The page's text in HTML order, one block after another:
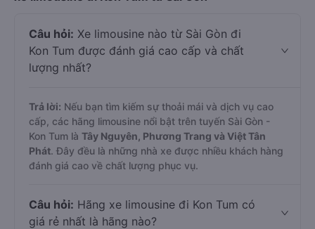
Câu hỏi: Xe limousine nào từ Sài Gòn đi
Kon Tum được đánh giá cao cấp và chất
lượng nhất?
Trả lời: Nếu bạn tìm kiếm sự thoải mái và dịch vụ cao
cấp, các hãng limousine nổi bật trên tuyến Sài Gòn -
Kon Tum là Tây Nguyên, Phương Trang và Việt Tân
Phát. Đây đều là những nhà xe được nhiều khách hàng
đánh giá cao về chất lượng phục vụ.
Câu hỏi: Hãng xe limousine đi Kon Tum có
giá rẻ nhất là hãng nào?